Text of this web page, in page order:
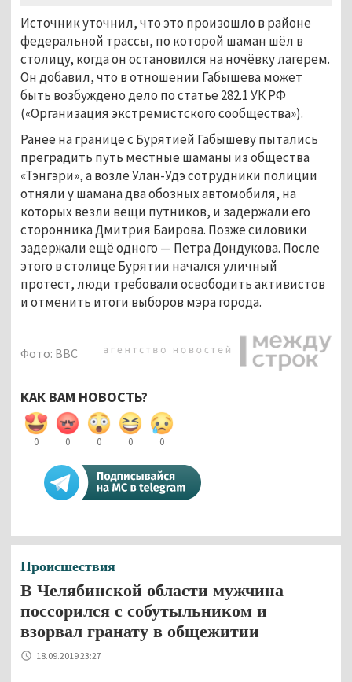
Источник уточнил, что это произошло в районе
федеральной трассы, по которой шаман шёл в
столицу, когда он остановился на ночёвку лагерем.
Он добавил, что в отношении Габышева может
быть возбуждено дело по статье 282.1 УК РФ
(«Организация экстремистского сообщества»).
Ранее на границе с Бурятией Габышеву пытались
преградить путь местные шаманы из общества
«Тэнгэри», а возле Улан-Удэ сотрудники полиции
отняли у шамана два обозных автомобиля, на
которых везли вещи путников, и задержали его
сторонника Дмитрия Баирова. Позже силовики
задержали ещё одного — Петра Дондукова. После
этого в столице Бурятии начался уличный
протест, люди требовали освободить активистов
и отменить итоги выборов мэра города.
Фото: BBC
КАК ВАМ НОВОСТЬ?
0 0 0 0 0
Происшествия
В Челябинской области мужчина
поссорился с собутыльником и
взорвал гранату в общежитии
18.09.2019 23:27